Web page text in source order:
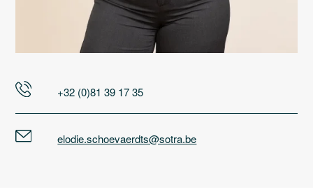
+32 (0)81 39 17 35
elodie.schoevaerdts@sotra.be